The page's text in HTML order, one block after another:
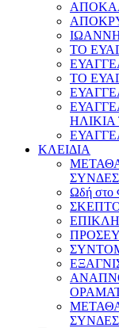
ΤΟ
ΤΟ
ΗΛΙΚΙΑ
ΚΛΕΙΔΙΑ
Ωδή στο